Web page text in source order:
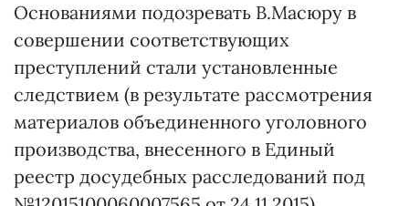
Основаниями подозревать В.Масюру в
совершении соответствующих
преступлений стали установленные
следствием (в результате рассмотрения
материалов объединенного уголовного
производства, внесенного в Единый
реестр досудебных расследований под